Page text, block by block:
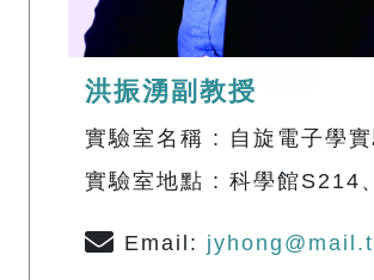
洪振湧副教授
實驗室名稱 : 自旋電子學實
實驗室地點 : 科學館S214
Email: